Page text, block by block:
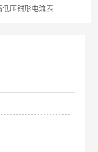
低压钳形电流表